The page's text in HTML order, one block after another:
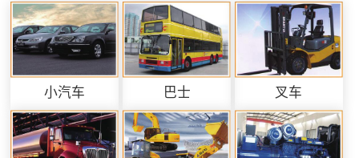
小汽车 巴士 叉车